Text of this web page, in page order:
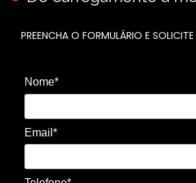
PREENCHA O FORMULÁRIO E
Nome*
Email*